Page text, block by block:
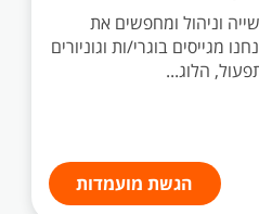
וניהול ומחפשים את
מגייסים בוגרי/ות וגוניורים
הלוג...
הגשת מועמדות